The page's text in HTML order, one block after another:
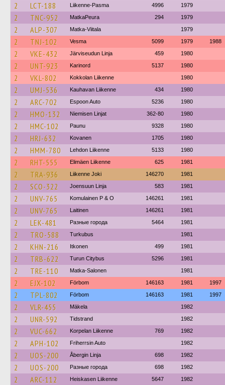
2 LCT-188 Liikenne-Pasma 4996 1979
2 TNC-952 MatkaPeura 294 1979
2 ALP-307 Matka-Viitala 1979
2 TNJ-102 Vesma 5099 1979 1988
2 VKE-432 Järviseudun Linja 459 1980
2 UNT-923 Karinord 5137 1980
2 VKL-802 Kokkolan Liikenne 1980
2 UMJ-536 Kauhavan Liikenne 434 1980
2 ARC-702 Espoon Auto 5236 1980
2 HMO-132 Niemisen Linjat 362-80 1980
2 HMC-102 Paunu 9328 1980
2 HRJ-632 Kovanen 1705 1980
2 HMM-780 Lehdon Liikenne 5133 1980
2 RHT-555 Elimäen Liikenne 625 1981
2 TRA-936 Liikenne Joki 146270 1981
2 SCO-322 Joensuun Linja 583 1981
2 UNV-765 Komulainen P & O 146261 1981
2 UNV-765 Laitinen 146261 1981
2 LEK-481 Разные города 5464 1981
2 TRO-588 Turkubus 1981
2 KHN-216 Itkonen 499 1981
2 TRB-622 Turun Citybus 5296 1981
2 TRE-110 Matka-Salonen 1981
2 EJX-102 Förbom 146163 1981 1997
2 TPL-802 Förbom 146163 1981 1997
2 VLR-455 Mäkela 1982
2 UNR-592 Tidstrand 1982
2 VUC-662 Korpelan Liikenne 769 1982
2 APH-102 Friherrsin Auto 1982
2 UOS-200 Åbergin Linja 698 1982
2 UOS-200 Разные города 698 1982
2 ARC-112 Heiskasen Liikenne 5647 1982